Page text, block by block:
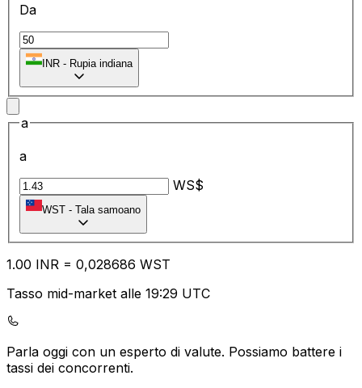
Da
INR - Rupia indiana
a
a
WS$
WST - Tala samoano
1.00 INR = 0,028686 WST
Tasso mid-market alle 19:29 UTC
Parla oggi con un esperto di valute. Possiamo battere i
tassi dei concorrenti.